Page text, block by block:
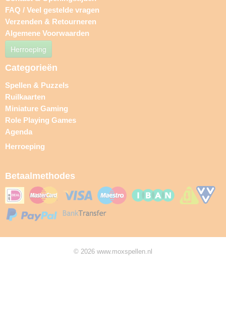
FAQ / Veel gestelde vragen
Verzenden & Retourneren
Algemene Voorwaarden
Herroeping
Categorieën
Spellen & Puzzels
Ruilkaarten
Miniature Gaming
Role Playing Games
Agenda
Herroeping
Betaalmethodes
© 2026 www.moxspellen.nl